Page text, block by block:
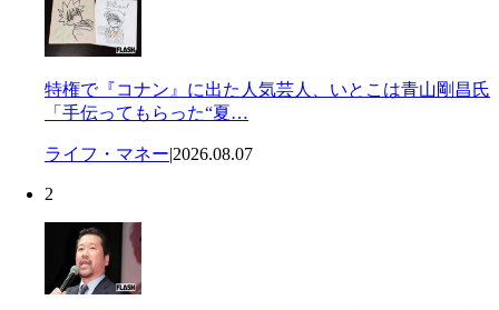
特権で『コナン』に出た人気芸人、いとこは青山剛昌氏
「手伝ってもらった“夏…
ライフ・マネー|2026.08.07
2